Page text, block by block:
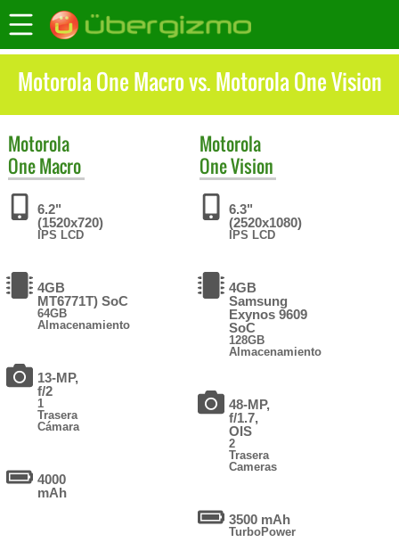
Motorola One Macro vs. Motorola One Vision
Motorola
One Macro
6.2"
(1520x720)
IPS LCD
4GB
MT6771T) SoC
64GB
Almacenamiento
13-MP,
f/2
1
Trasera
Cámara
4000
mAh
Motorola
One Vision
6.3"
(2520x1080)
IPS LCD
4GB
Samsung
Exynos 9609
SoC
128GB
Almacenamiento
48-MP,
f/1.7,
OIS
2
Trasera
Cameras
3500 mAh
TurboPower